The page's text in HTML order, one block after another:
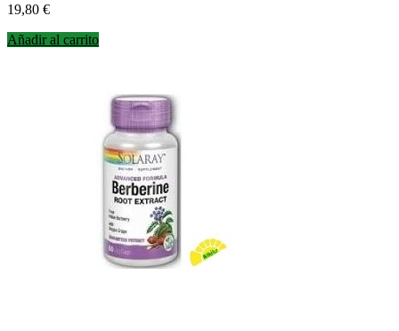
Precio
19,80 €
Añadir al carrito